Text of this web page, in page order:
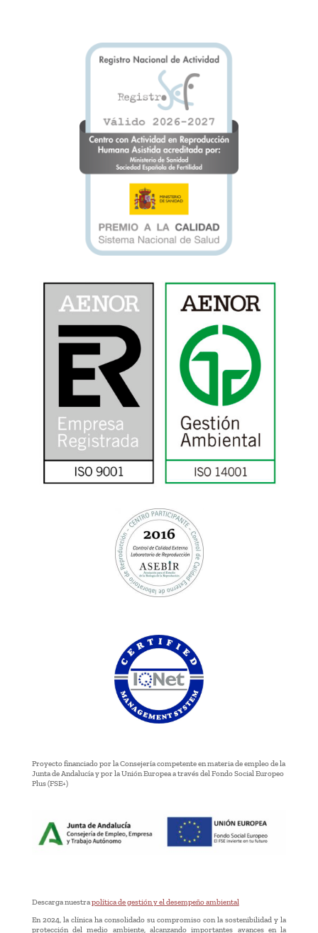
Proyecto financiado por la Consejería competente en materia de empleo de la
Junta de Andalucía y por la Unión Europea a través del Fondo Social Europeo
Plus (FSE+)
Descarga nuestrapolítica de gestión y el desempeño ambiental
En 2024, la clínica ha consolidado su compromiso con la sostenibilidad y la
protección del medio ambiente, alcanzando importantes avances en la